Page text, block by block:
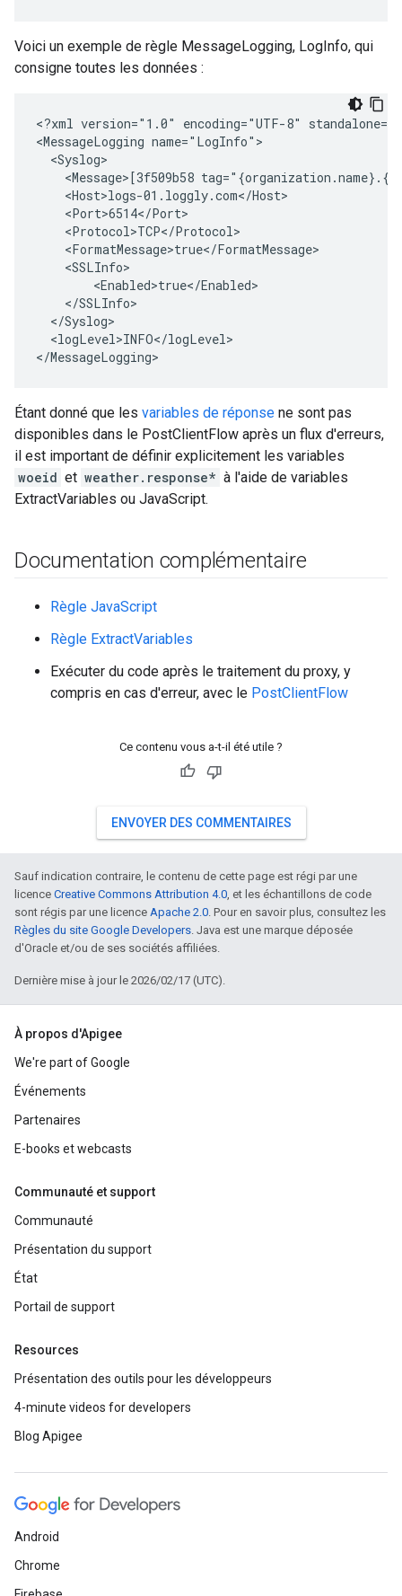
Voici un exemple de règle MessageLogging, LogInfo, qui
consigne toutes les données :
<?xml version="1.0" encoding="UTF-8"
<MessageLogging name="LogInfo">
  <Syslog>
<Message>[3f509b58
    <Host>logs-01.loggly.com</Host>
    <Port>6514</Port>
    <Protocol>TCP</Protocol>
    <FormatMessage>true</FormatMessage>
    <SSLInfo>
        <Enabled>true</Enabled>
    </SSLInfo>
  </Syslog>
  <logLevel>INFO</logLevel>
</MessageLogging>
Étant donné que les variables de réponse ne sont pas
disponibles dans le PostClientFlow après un flux d'erreurs,
il est important de définir explicitement les variables
woeid et weather.response* à l'aide de variables
ExtractVariables ou JavaScript.
Documentation complémentaire
Règle JavaScript
Règle ExtractVariables
Exécuter du code après le traitement du proxy, y
compris en cas d'erreur, avec le PostClientFlow
Ce contenu vous a-t-il été utile ?
ENVOYER DES COMMENTAIRES
Sauf indication contraire, le contenu de cette page est régi par une
licence Creative Commons Attribution 4.0, et les échantillons de code
sont régis par une licence Apache 2.0. Pour en savoir plus, consultez les
Règles du site Google Developers. Java est une marque déposée
d'Oracle et/ou de ses sociétés affiliées.
Dernière mise à jour le 2026/02/17 (UTC).
À propos d'Apigee
We're part of Google
Événements
Partenaires
E-books et webcasts
Communauté et support
Communauté
Présentation du support
État
Portail de support
Resources
Présentation des outils pour les développeurs
4-minute videos for developers
Blog Apigee
Android
Chrome